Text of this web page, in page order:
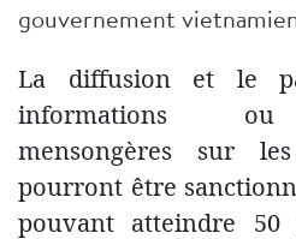
gouvernement
La diffusion et le
informations ou
mensongères sur
pourront être
pouvant atteindre